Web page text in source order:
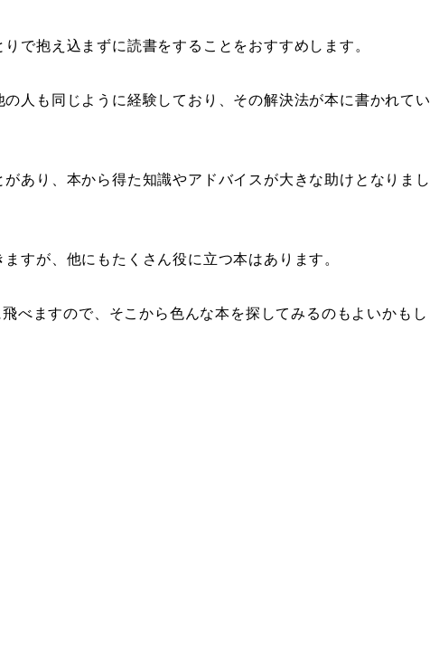
で抱え込まずに読書をすることをおすすめします。
人も同じように経験しており、その解決法が本に書かれてい
あり、本から得た知識やアドバイスが大きな助けとなりまし
すが、他にもたくさん役に立つ本はあります。
べますので、そこから色んな本を探してみるのもよいかもし